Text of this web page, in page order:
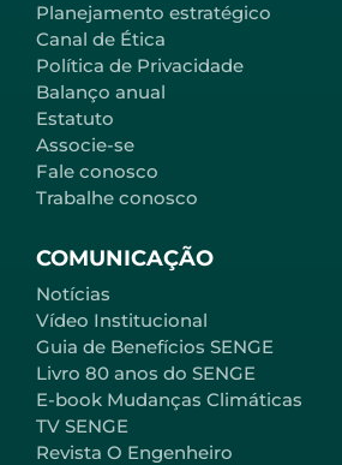
Planejamento estratégico
Canal de Ética
Política de Privacidade
Balanço anual
Estatuto
Associe-se
Fale conosco
Trabalhe conosco
COMUNICAÇÃO
Notícias
Vídeo Institucional
Guia de Benefícios SENGE
Livro 80 anos do SENGE
E-book Mudanças Climáticas
TV SENGE
Revista O Engenheiro